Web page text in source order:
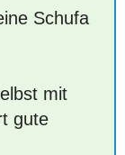
Schufa
mit
gute